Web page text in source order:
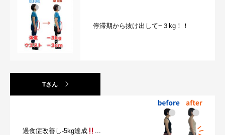
停滞期から抜け出して−３kg！！
Tさん
過食症改善し-5kg達成